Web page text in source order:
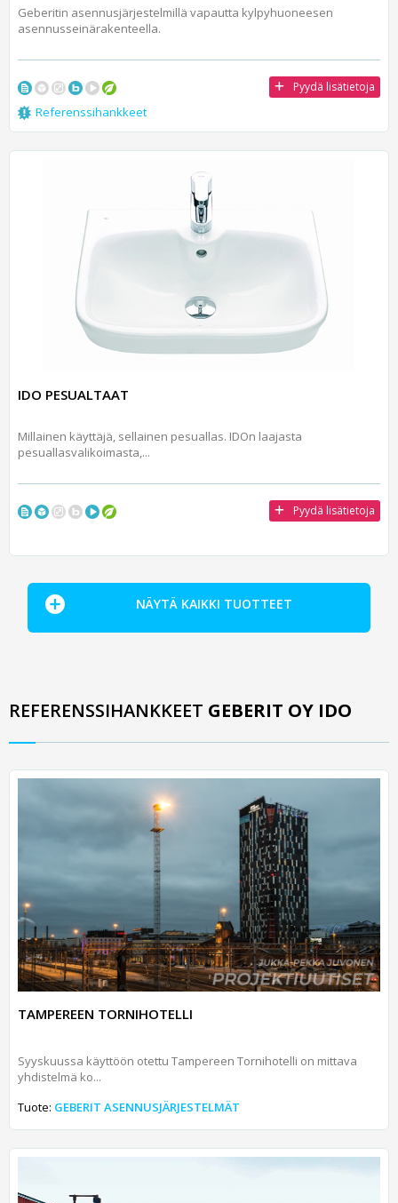
Geberitin asennusjärjestelmillä vapautta kylpyhuoneesen
asennusseinärakenteella.
Pyydä lisätietoja
Referenssihankkeet
IDO PESUALTAAT
Millainen käyttäjä, sellainen pesuallas. IDOn laajasta
pesuallasvalikoimasta,...
Pyydä lisätietoja
NÄYTÄ KAIKKI TUOTTEET
REFERENSSIHANKKEET GEBERIT OY IDO
TAMPEREEN TORNIHOTELLI
Syyskuussa käyttöön otettu Tampereen Tornihotelli on mittava
yhdistelmä ko...
Tuote: GEBERIT ASENNUSJÄRJESTELMÄT